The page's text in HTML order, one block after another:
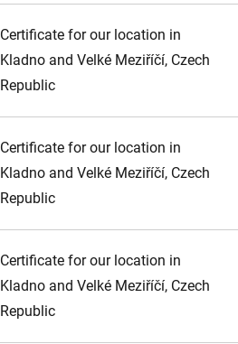
Certificate for our location in
Kladno and Velké Meziříčí, Czech
Republic
Certificate for our location in
Kladno and Velké Meziříčí, Czech
Republic
Certificate for our location in
Kladno and Velké Meziříčí, Czech
Republic